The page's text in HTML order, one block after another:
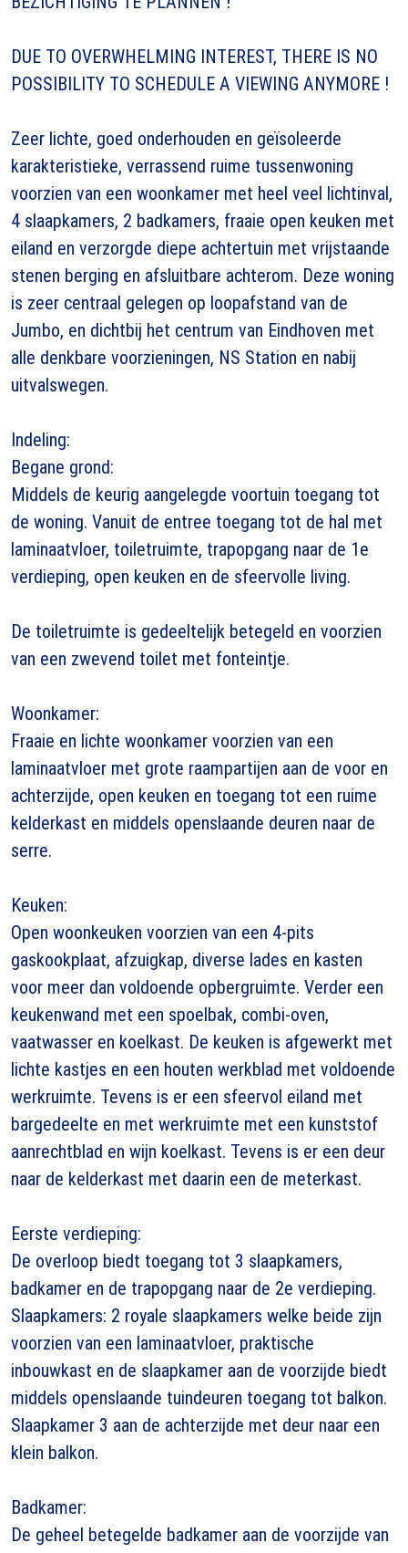
DUE TO OVERWHELMING INTEREST, THERE IS NO
POSSIBILITY TO SCHEDULE A VIEWING ANYMORE !
Zeer lichte, goed onderhouden en geïsoleerde
karakteristieke, verrassend ruime tussenwoning
voorzien van een woonkamer met heel veel lichtinval,
4 slaapkamers, 2 badkamers, fraaie open keuken met
eiland en verzorgde diepe achtertuin met vrijstaande
stenen berging en afsluitbare achterom. Deze woning
is zeer centraal gelegen op loopafstand van de
Jumbo, en dichtbij het centrum van Eindhoven met
alle denkbare voorzieningen, NS Station en nabij
uitvalswegen.
Indeling:
Begane grond:
Middels de keurig aangelegde voortuin toegang tot
de woning. Vanuit de entree toegang tot de hal met
laminaatvloer, toiletruimte, trapopgang naar de 1e
verdieping, open keuken en de sfeervolle living.
De toiletruimte is gedeeltelijk betegeld en voorzien
van een zwevend toilet met fonteintje.
Woonkamer:
Fraaie en lichte woonkamer voorzien van een
laminaatvloer met grote raampartijen aan de voor en
achterzijde, open keuken en toegang tot een ruime
kelderkast en middels openslaande deuren naar de
serre.
Keuken:
Open woonkeuken voorzien van een 4-pits
gaskookplaat, afzuigkap, diverse lades en kasten
voor meer dan voldoende opbergruimte. Verder een
keukenwand met een spoelbak, combi-oven,
vaatwasser en koelkast. De keuken is afgewerkt met
lichte kastjes en een houten werkblad met voldoende
werkruimte. Tevens is er een sfeervol eiland met
bargedeelte en met werkruimte met een kunststof
aanrechtblad en wijn koelkast. Tevens is er een deur
naar de kelderkast met daarin een de meterkast.
Eerste verdieping:
De overloop biedt toegang tot 3 slaapkamers,
badkamer en de trapopgang naar de 2e verdieping.
Slaapkamers: 2 royale slaapkamers welke beide zijn
voorzien van een laminaatvloer, praktische
inbouwkast en de slaapkamer aan de voorzijde biedt
middels openslaande tuindeuren toegang tot balkon.
Slaapkamer 3 aan de achterzijde met deur naar een
klein balkon.
Badkamer:
De geheel betegelde badkamer aan de voorzijde van